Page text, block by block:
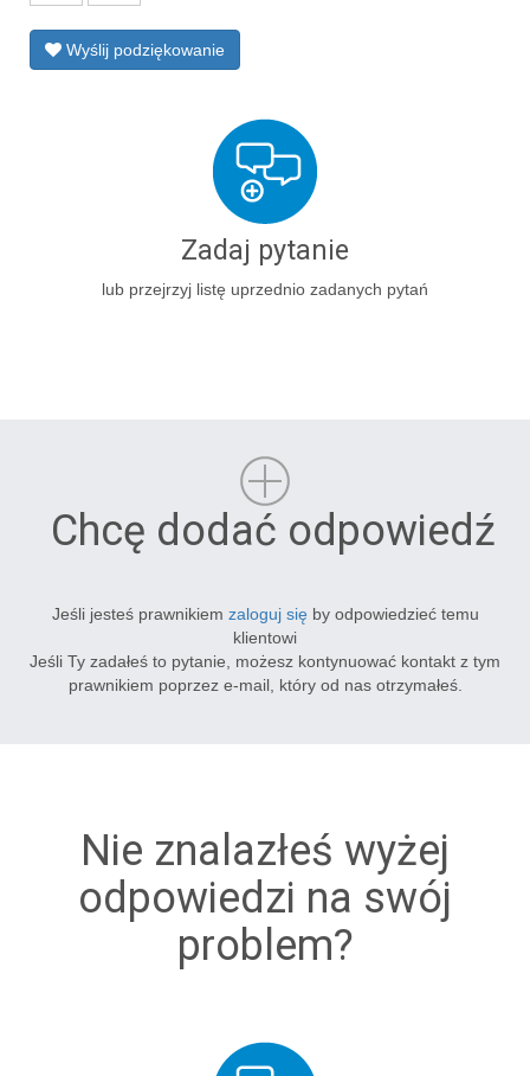
Wyślij podziękowanie
Zadaj pytanie
lub przejrzyj listę uprzednio zadanych pytań
Chcę dodać odpowiedź
Jeśli jesteś prawnikiem zaloguj się by odpowiedzieć temu
klientowi
Jeśli Ty zadałeś to pytanie, możesz kontynuować kontakt z tym
prawnikiem poprzez e-mail, który od nas otrzymałeś.
Nie znalazłeś wyżej
odpowiedzi na swój
problem?